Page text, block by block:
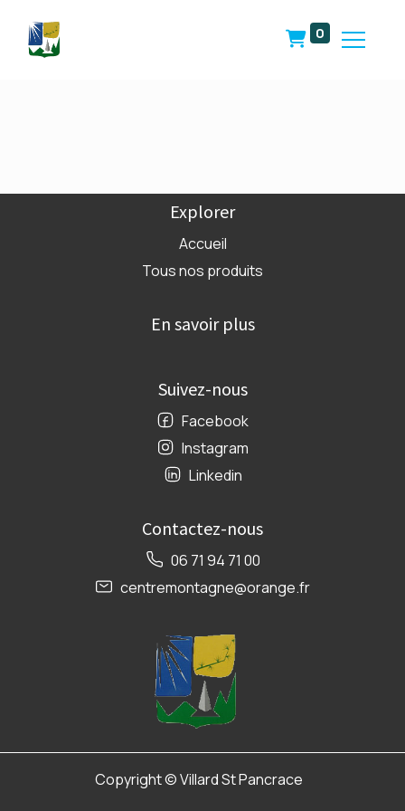
0
Explorer
Accueil
Tous nos produits
En savoir plus
Suivez-nous
Facebook
Instagram
Linkedin
Contactez-nous
06 71 94 71 00
centremontagne@orange.fr
Copyright ©Villard St Pancrace